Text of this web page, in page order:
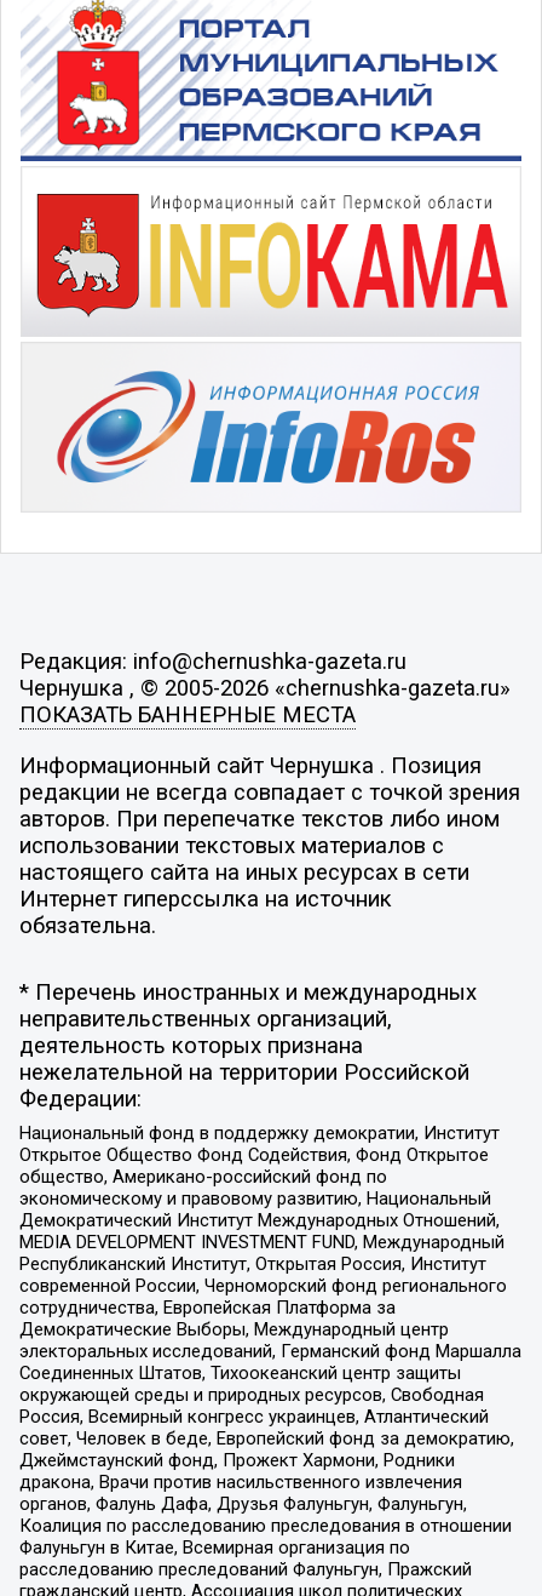
Редакция: info@chernushka-gazeta.ru
Чернушка , © 2005-2026 «chernushka-gazeta.ru»
ПОКАЗАТЬ БАННЕРНЫЕ МЕСТА
Информационный сайт Чернушка . Позиция
редакции не всегда совпадает с точкой зрения
авторов. При перепечатке текстов либо ином
использовании текстовых материалов с
настоящего сайта на иных ресурсах в сети
Интернет гиперссылка на источник
обязательна.
* Перечень иностранных и международных
неправительственных организаций,
деятельность которых признана
нежелательной на территории Российской
Федерации:
Национальный фонд в поддержку демократии, Институт
Открытое Общество Фонд Содействия, Фонд Открытое
общество, Американо-российский фонд по
экономическому и правовому развитию, Национальный
Демократический Институт Международных Отношений,
MEDIA DEVELOPMENT INVESTMENT FUND, Международный
Республиканский Институт, Открытая Россия, Институт
современной России, Черноморский фонд регионального
сотрудничества, Европейская Платформа за
Демократические Выборы, Международный центр
электоральных исследований, Германский фонд Маршалла
Соединенных Штатов, Тихоокеанский центр защиты
окружающей среды и природных ресурсов, Свободная
Россия, Всемирный конгресс украинцев, Атлантический
совет, Человек в беде, Европейский фонд за демократию,
Джеймстаунский фонд, Прожект Хармони, Родники
дракона, Врачи против насильственного извлечения
органов, Фалунь Дафа, Друзья Фалуньгун, Фалуньгун,
Коалиция по расследованию преследования в отношении
Фалуньгун в Китае, Всемирная организация по
расследованию преследований Фалуньгун, Пражский
гражданский центр, Ассоциация школ политических